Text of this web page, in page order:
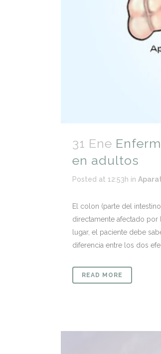
31 Ene
en adultos
Posted at 12:53h in
El colon (parte del
directamente afectado por
lugar, el paciente debe
diferencia entre los dos
READ MORE